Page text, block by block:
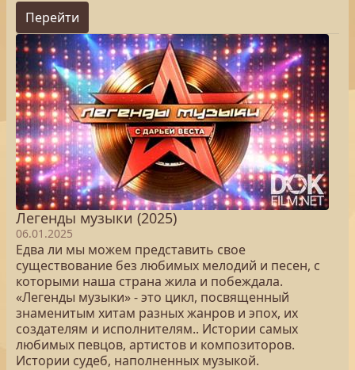
Перейти
Легенды музыки (2025)
06.01.2025
Едва ли мы можем представить свое
существование без любимых мелодий и песен, с
которыми наша страна жила и побеждала.
«Легенды музыки» - это цикл, посвященный
знаменитым хитам разных жанров и эпох, их
создателям и исполнителям.. Истории самых
любимых певцов, артистов и композиторов.
Истории судеб, наполненных музыкой.